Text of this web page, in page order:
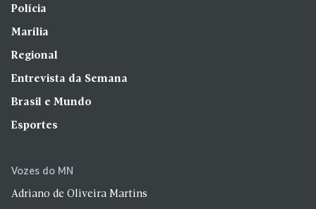
Polícia
Marília
Regional
Entrevista da Semana
Brasil e Mundo
Esportes
Vozes do MN
Adriano de Oliveira Martins